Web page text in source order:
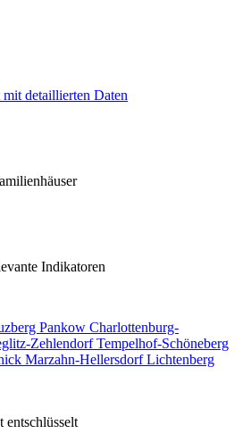
detaillierten Daten
Indikatoren
Pankow Charlottenburg-
ZehlendorfTempelhof-Schöneberg
Marzahn-HellersdorfLichtenberg